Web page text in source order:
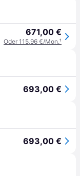
671,00 €
Oder 115,96 €/Mon.¹
693,00 €
693,00 €